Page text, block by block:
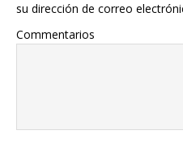
su dirección de correo
Commentarios